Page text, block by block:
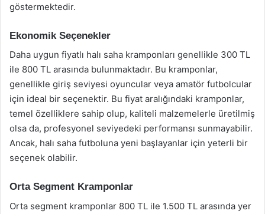
göstermektedir.
Ekonomik Seçenekler
Daha uygun fiyatlı halı saha kramponları genellikle 300 TL
ile 800 TL arasında bulunmaktadır. Bu kramponlar,
genellikle giriş seviyesi oyuncular veya amatör futbolcular
için ideal bir seçenektir. Bu fiyat aralığındaki kramponlar,
temel özelliklere sahip olup, kaliteli malzemelerle üretilmiş
olsa da, profesyonel seviyedeki performansı sunmayabilir.
Ancak, halı saha futboluna yeni başlayanlar için yeterli bir
seçenek olabilir.
Orta Segment Kramponlar
Orta segment kramponlar 800 TL ile 1.500 TL arasında yer